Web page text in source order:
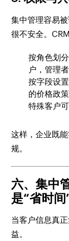
集中管理容易
很不安全。
按角色划
户，管理
按字段设
的价格政
特殊客户
这样，企业既
规。
六、集中
是“省时间
当客户信息真
益。